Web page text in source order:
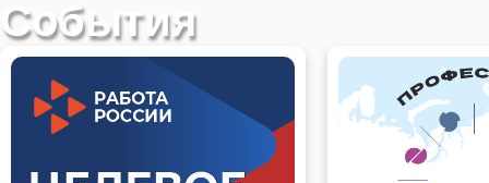
События